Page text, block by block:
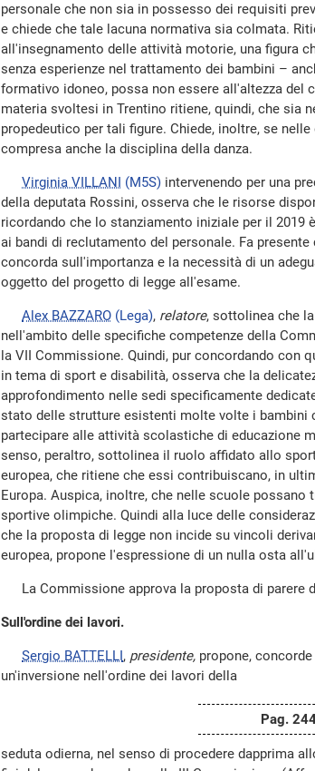
personale che non sia in possesso dei requisiti
e chiede che tale lacuna normativa sia colmata.
all'insegnamento delle attività motorie, una figura
senza esperienze nel trattamento dei bambini –
formativo idoneo, possa non essere all'altezza del
materia svoltesi in Trentino ritiene, quindi, che sia
propedeutico per tali figure. Chiede, inoltre, se
compresa anche la disciplina della danza.
Virginia VILLANI (M5S) intervenendo per una
della deputata Rossini, osserva che le risorse
ricordando che lo stanziamento iniziale per il 2019
ai bandi di reclutamento del personale. Fa
concorda sull'importanza e la necessità di un
oggetto del progetto di legge all'esame.
Alex BAZZARO (Lega), relatore, sottolinea che
nell'ambito delle specifiche competenze della
la VII Commissione. Quindi, pur concordando con
in tema di sport e disabilità, osserva che la
approfondimento nelle sedi specificamente
stato delle strutture esistenti molte volte i
partecipare alle attività scolastiche di educazione
senso, peraltro, sottolinea il ruolo affidato allo
europea, che ritiene che essi contribuiscano, in
Europa. Auspica, inoltre, che nelle scuole
sportive olimpiche. Quindi alla luce delle
che la proposta di legge non incide su vincoli
europea, propone l'espressione di un nulla osta
La Commissione approva la proposta di parere
Sull'ordine dei lavori.
Sergio BATTELLI, presidente, propone,
un'inversione nell'ordine dei lavori della
Pag.
seduta odierna, nel senso di procedere dapprima